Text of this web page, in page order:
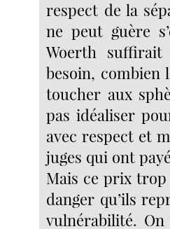
respect de la
ne peut guère
Woerth
besoin, combien
toucher aux
pas idéaliser
avec respect et
juges qui ont
Mais ce prix trop
danger qu’ils
vulnérabilité.